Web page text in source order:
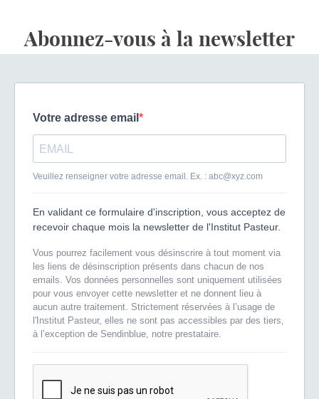
Abonnez-vous à la newsletter